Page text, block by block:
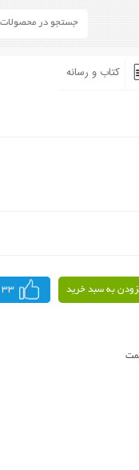
کتاب و رسانه
به سبد خرید 33 نفر